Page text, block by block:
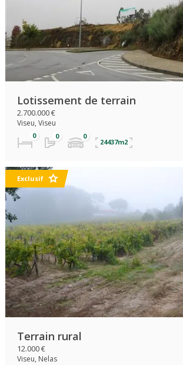
Lotissement de terrain
2.700.000 €
Viseu, Viseu
24437m2
Exclusif
Terrain rural
12.000 €
Viseu, Nelas